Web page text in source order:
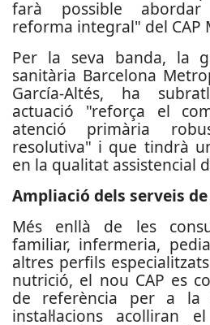
farà possible abordar
reforma integral" del CAP
Per la seva banda, la
sanitària Barcelona
García-Altés, ha
actuació "reforça el
atenció primària
resolutiva" i que tindrà
en la qualitat assistencial
Ampliació dels serveis
Més enllà de les
familiar, infermeria,
altres perfils
nutrició, el nou CAP es
de referència per a la
instal·lacions acolliran